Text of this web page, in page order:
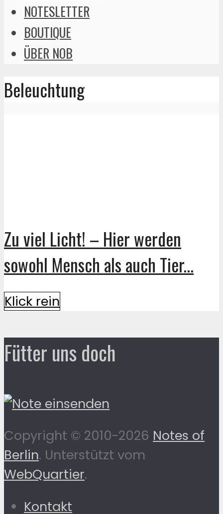
NOTESLETTER
BOUTIQUE
ÜBER NOB
Beleuchtung
Zu viel Licht! – Hier werden
sowohl Mensch als auch Tier...
Klick rein
Fütter uns doch
Copyright © 2010-2026 Notes of
Berlin. Unterstützt vom
WebQuartier.
Kontakt